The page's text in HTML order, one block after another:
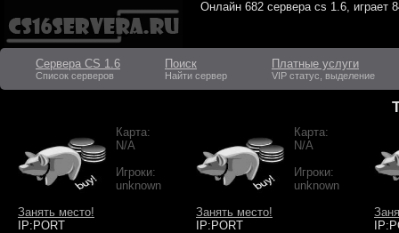
Онлайн 682 сервера cs 1.6, играет
Сервера CS 1.6
Список серверов
Поиск
Найти сервер
Платные услуги
VIP статус, выделение
Карта:
N/A
Игроки:
unknown
Занять место!
IP:PORT
Карта:
N/A
Игроки:
unknown
Занять место!
IP:PORT